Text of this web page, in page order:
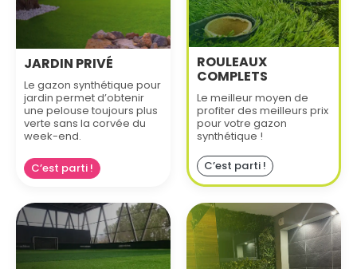
JARDIN PRIVÉ
Le gazon synthétique pour
jardin permet d’obtenir
une pelouse toujours plus
verte sans la corvée du
week-end.
C’est parti !
ROULEAUX
COMPLETS
Le meilleur moyen de
profiter des meilleurs prix
pour votre gazon
synthétique !
C’est parti !